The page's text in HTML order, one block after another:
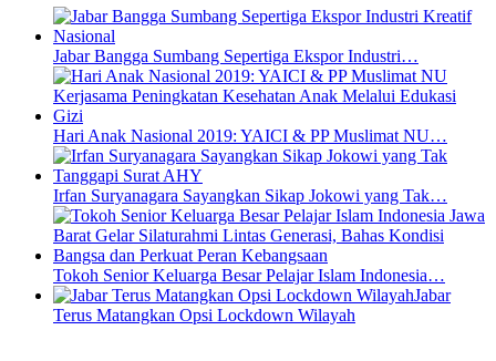
Jabar Bangga Sumbang Sepertiga Ekspor Industri…
Hari Anak Nasional 2019: YAICI & PP Muslimat NU…
Irfan Suryanagara Sayangkan Sikap Jokowi yang Tak…
Tokoh Senior Keluarga Besar Pelajar Islam Indonesia…
Jabar
Terus Matangkan Opsi Lockdown Wilayah